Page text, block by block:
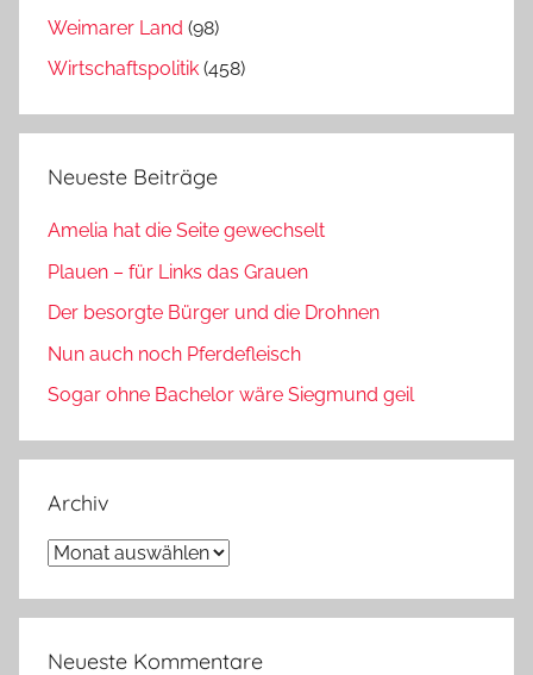
Weimarer Land (98)
Wirtschaftspolitik (458)
Neueste Beiträge
Amelia hat die Seite gewechselt
Plauen – für Links das Grauen
Der besorgte Bürger und die Drohnen
Nun auch noch Pferdefleisch
Sogar ohne Bachelor wäre Siegmund geil
Archiv
Archiv
Neueste Kommentare